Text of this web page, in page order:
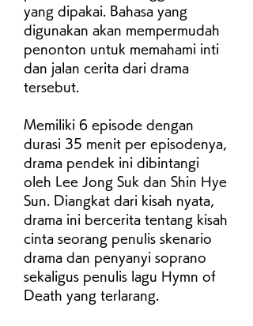
yang dipakai. Bahasa yang
digunakan akan mempermudah
penonton untuk memahami inti
dan jalan cerita dari drama
tersebut.
Memiliki 6 episode dengan
durasi 35 menit per episodenya,
drama pendek ini dibintangi
oleh Lee Jong Suk dan Shin Hye
Sun. Diangkat dari kisah nyata,
drama ini bercerita tentang kisah
cinta seorang penulis skenario
drama dan penyanyi soprano
sekaligus penulis lagu Hymn of
Death yang terlarang.